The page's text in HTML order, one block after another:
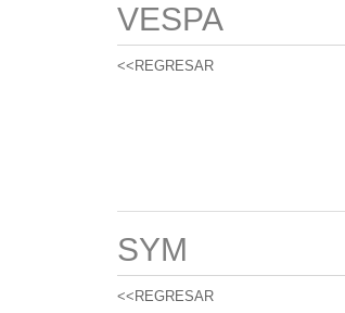
VESPA
<<REGRESAR
SYM
<<REGRESAR